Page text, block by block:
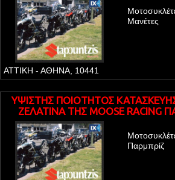
Μανέτες
ΑΤΤΙΚΗ - ΑΘΗΝΑ, 10441
ΥΨΙΣΤΗΣ ΠΟΙΟΤΗΤΟΣ
ΖΕΛΑΤΙΝΑ ΤΗΣ MOOSE RACING
Παρμπρίζ